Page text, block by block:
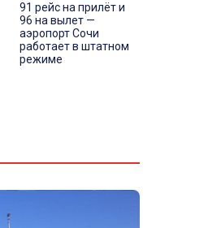
91 рейс на прилёт и
96 на вылет —
аэропорт Сочи
работает в штатном
режиме